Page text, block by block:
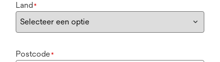
Land*
Postcode*